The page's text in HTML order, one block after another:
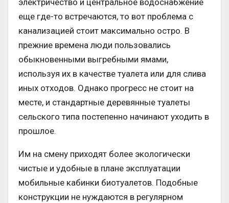
электричество и центральное водоснабжение
еще где-то встречаются, то вот проблема с
канализацией стоит максимально остро. В
прежние времена люди пользовались
обыкновенными выгребными ямами,
используя их в качестве туалета или для слива
иных отходов. Однако прогресс не стоит на
месте, и стандартные деревянные туалеты
сельского типа постепенно начинают уходить в
прошлое.
Им на смену приходят более экологически
чистые и удобные в плане эксплуатации
мобильные кабинки биотуалетов. Подобные
конструкции не нуждаются в регулярном